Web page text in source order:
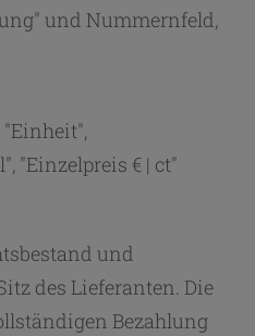
und Nummernfeld,
"Einzelpreis € | ct"
und
des Lieferanten. Die
Bezahlung